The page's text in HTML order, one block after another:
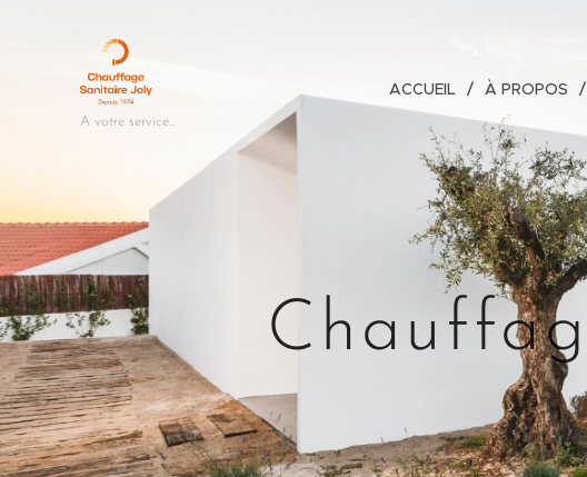
A votre service...
ACCUEIL À PROPOS